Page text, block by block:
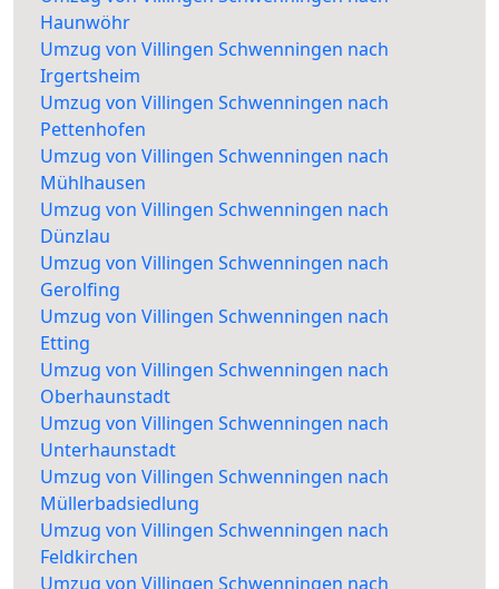
Haunwöhr
Umzug von Villingen Schwenningen nach
Irgertsheim
Umzug von Villingen Schwenningen nach
Pettenhofen
Umzug von Villingen Schwenningen nach
Mühlhausen
Umzug von Villingen Schwenningen nach
Dünzlau
Umzug von Villingen Schwenningen nach
Gerolfing
Umzug von Villingen Schwenningen nach
Etting
Umzug von Villingen Schwenningen nach
Oberhaunstadt
Umzug von Villingen Schwenningen nach
Unterhaunstadt
Umzug von Villingen Schwenningen nach
Müllerbadsiedlung
Umzug von Villingen Schwenningen nach
Feldkirchen
Umzug von Villingen Schwenningen nach